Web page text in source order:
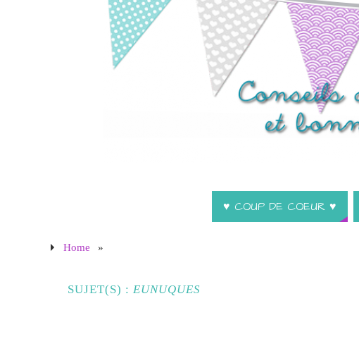
♥ COUP DE COEUR ♥
Home »
SUJET(S) : EUNUQUES